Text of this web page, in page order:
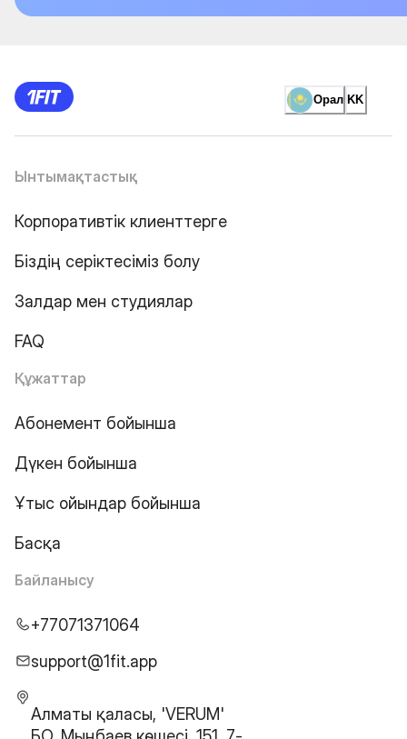
Орал KK
Ынтымақтастық
Корпоративтік клиенттерге
Біздің серіктесіміз болу
Залдар мен студиялар
FAQ
Құжаттар
Абонемент бойынша
Дүкен бойынша
Ұтыс ойындар бойынша
Басқа
Байланысу
+77071371064
support@1fit.app
Алматы қаласы, 'VERUM'